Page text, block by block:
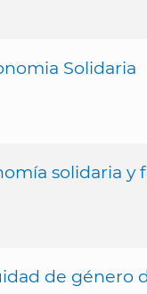
Solidaria
solidaria y
de género